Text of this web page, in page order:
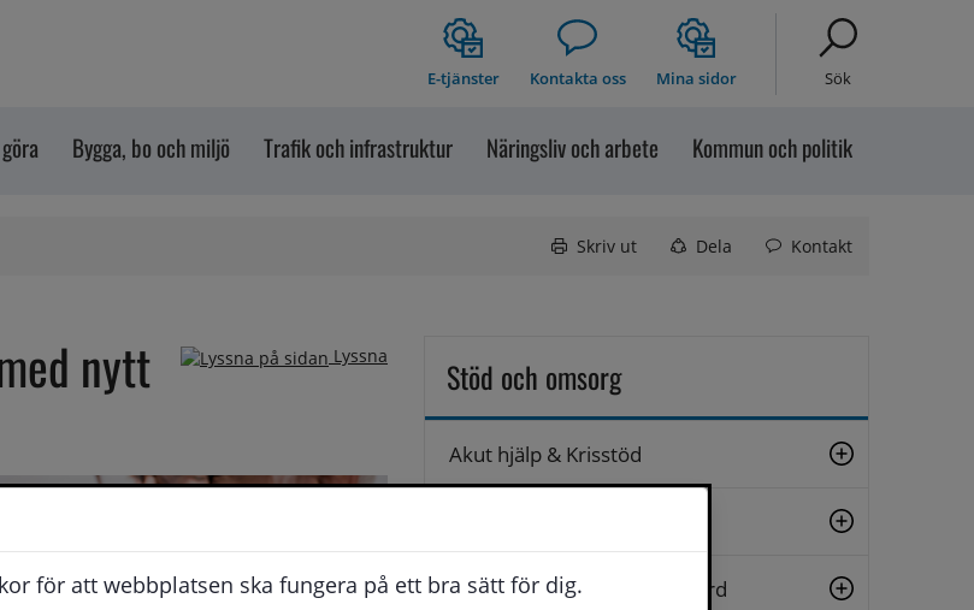
för att webbplatsen ska fungera på ett bra sätt för dig.
E-tjänster Kontakta oss Mina sidor Sök
Bygga, bo och miljö Trafik och infrastruktur Näringsliv och arbete Kommun och politik
Skriv ut Dela Kontakt
Lyssna
nytt
Stöd och omsorg
Akut hjälp & Krisstöd
Stöd inom hälso- och sjukvård